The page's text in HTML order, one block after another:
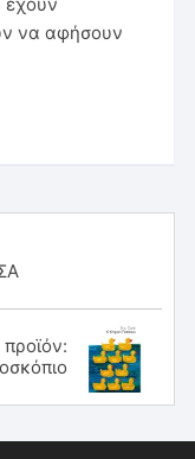
να αφήσουν